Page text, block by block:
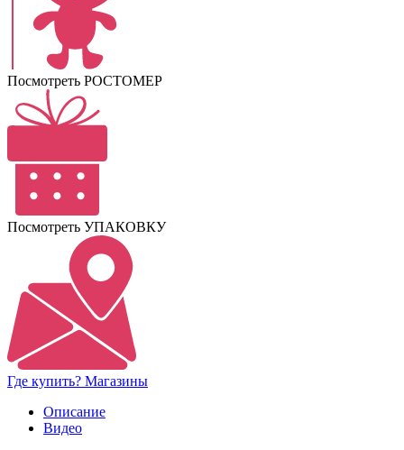
Посмотреть РОСТОМЕР
Посмотреть УПАКОВКУ
Где купить? Магазины
Описание
Видео